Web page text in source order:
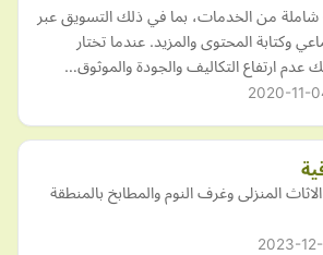
شاملة من الخدمات، بما في ذلك التسويق عبر
وكتابة المحتوى والمزيد. عندما تختار
عدم ارتفاع التكاليف والجودة والموثوق…
2020-11-
المنزلى وغرف النوم والمطابخ بالمنطقة
2023-